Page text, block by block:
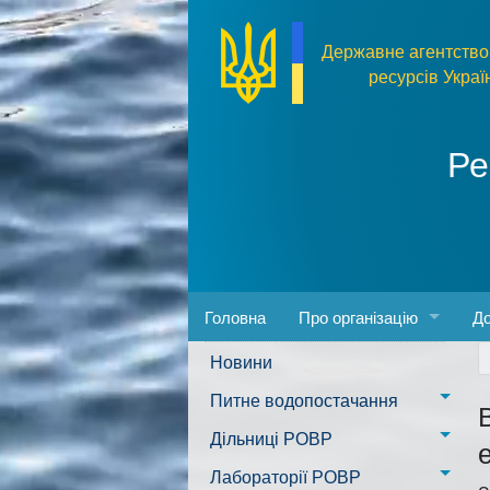
Перейти до основного матеріалу
Державне
ресурсів
Головна Про організацію
Адреса та розпорядок
Новини
Питне водопостачання
м. Миколаїв
Казанківська ТГ
Дільниці РОВР
Новоодеська дільниця –
Лабораторії РОВР